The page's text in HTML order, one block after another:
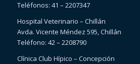
Teléfonos: 41 – 2207347
Hospital Veterinario – Chillán
Avda. Vicente Méndez 595, Chillán
Teléfono: 42 – 2208790
Clínica Club Hípico – Concepción